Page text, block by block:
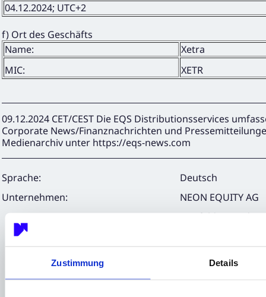
Zustimmung Details
04.12.2024; UTC+2
f) Ort des Geschäfts
Name:
Xetra
MIC:
XETR
09.12.2024 CET/CEST Die EQS Distributionsservices
Corporate News/Finanznachrichten und
Medienarchiv unter https://eqs-news.com
Sprache:
Deutsch
Unternehmen:
NEON EQUITY AG
Mörfelder